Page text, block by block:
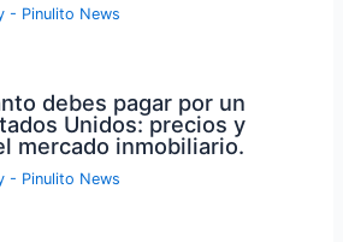
- Pinulito News
debes pagar por un
Unidos: precios y
mercado inmobiliario.
- Pinulito News